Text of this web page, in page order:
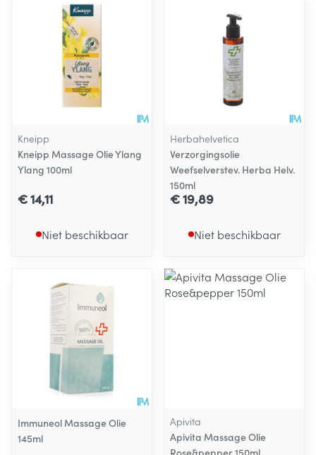
Kneipp
Kneipp Massage Olie Ylang
Ylang 100ml
€ 14,11
Niet beschikbaar
Herbahelvetica
Verzorgingsolie
Weefselverstev. Herba Helv.
150ml
€ 19,89
Niet beschikbaar
Immuneol Massage Olie
145ml
Apivita
Apivita Massage Olie